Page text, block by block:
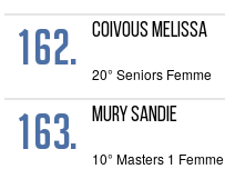
162. COIVOUS MELISSA
20° Seniors Femme
163. MURY SANDIE
10° Masters 1 Femme